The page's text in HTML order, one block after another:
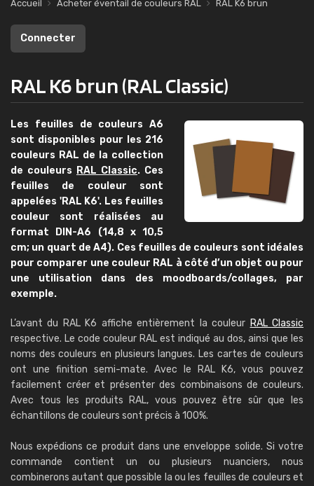
Accueil Acheter éventail de couleurs RAL RAL K6 brun
Connecter
RAL K6 brun (RAL Classic)
Les feuilles de couleurs A6
sont disponibles pour les 216
couleurs RAL de la collection
de couleurs RAL Classic. Ces
feuilles de couleur sont
appelées 'RAL K6'. Les feuilles
couleur sont réalisées au
format DIN-A6 (14,8 x 10,5
cm; un quart de A4). Ces feuilles de couleurs sont idéales
pour comparer une couleur RAL à côté d’un objet ou pour
une utilisation dans des moodboards/collages, par
exemple.
L’avant du RAL K6 affiche entièrement la couleur RAL Classic
respective. Le code couleur RAL est indiqué au dos, ainsi que les
noms des couleurs en plusieurs langues. Les cartes de couleurs
ont une finition semi-mate. Avec le RAL K6, vous pouvez
facilement créer et présenter des combinaisons de couleurs.
Avec tous les produits RAL, vous pouvez être sûr que les
échantillons de couleurs sont précis à 100%.
Nous expédions ce produit dans une enveloppe solide. Si votre
commande contient un ou plusieurs nuanciers, nous
combinerons autant que possible la ou les feuilles de couleurs et